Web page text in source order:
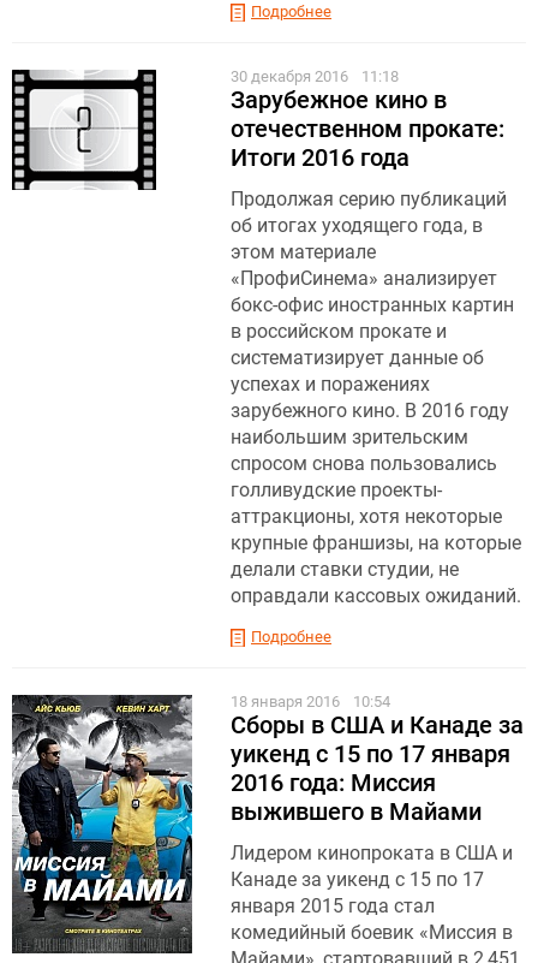
Подробнее
30 декабря 2016 11:18
Зарубежное кино в
отечественном прокате:
Итоги 2016 года
Продолжая серию публикаций
об итогах уходящего года, в
этом материале
«ПрофиСинема» анализирует
бокс-офис иностранных картин
в российском прокате и
систематизирует данные об
успехах и поражениях
зарубежного кино. В 2016 году
наибольшим зрительским
спросом снова пользовались
голливудские проекты-
аттракционы, хотя некоторые
крупные франшизы, на которые
делали ставки студии, не
оправдали кассовых ожиданий.
Подробнее
18 января 2016 10:54
Сборы в США и Канаде за
уикенд с 15 по 17 января
2016 года: Миссия
выжившего в Майами
Лидером кинопроката в США и
Канаде за уикенд с 15 по 17
января 2015 года стал
комедийный боевик «Миссия в